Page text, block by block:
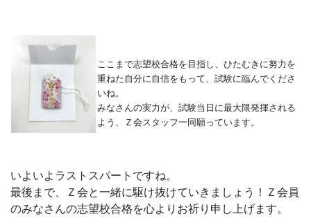
ここまで志望校合格を目指し、ひたむきに努力を
重ねた自分に自信をもって、試験に臨んでくださ
いね。
みなさんの実力が、試験当日に最大限発揮される
よう、Ｚ会スタッフ一同願っています。
いよいよラストスパートですね。
最後まで、Ｚ会と一緒に駆け抜けていきましょう！ Ｚ会員
のみなさんの志望校合格を心よりお祈り申し上げます。